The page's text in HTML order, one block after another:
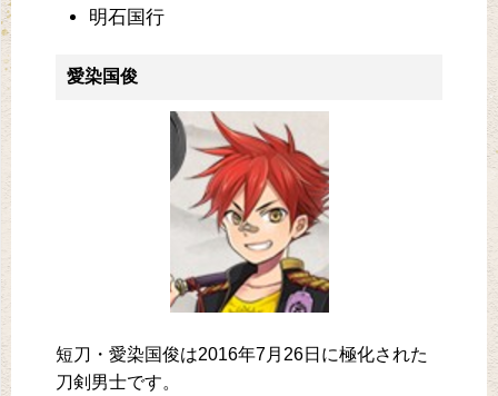
明石国行
愛染国俊
短刀・愛染国俊は2016年7月26日に極化された
刀剣男士です。